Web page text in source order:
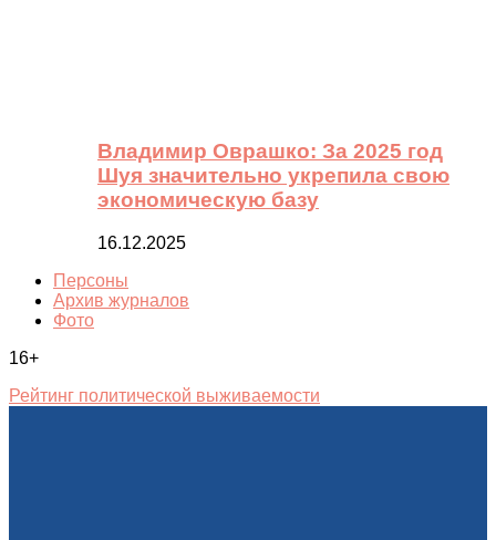
Владимир Оврашко: За 2025 год
Шуя значительно укрепила свою
экономическую базу
16.12.2025
Персоны
Архив журналов
Фото
16+
Рейтинг политической выживаемости